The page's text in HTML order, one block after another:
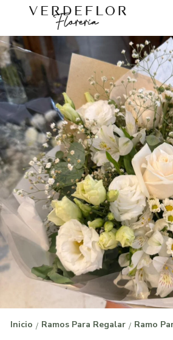
Inicio / Ramos Para Regalar / Ramo